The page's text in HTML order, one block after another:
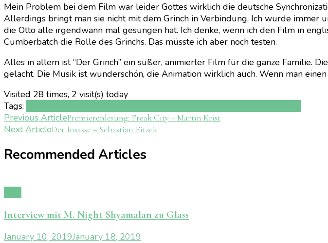
Mein Problem bei dem Film war leider Gottes wirklich die deutsche
Allerdings bringt man sie nicht mit dem Grinch in Verbindung. Ich wurde immer
die Otto alle irgendwann mal gesungen hat. Ich denke, wenn ich den Film in
Cumberbatch die Rolle des Grinchs. Das müsste ich aber noch testen.
Alles in allem ist “Der Grinch” ein süßer, animierter Film für die ganze Familie.
gelacht. Die Musik ist wunderschön, die Animation wirklich auch. Wenn man
Visited 28 times, 2 visit(s) today
Tags:
Post
Navigation
Previous ArticlePremierenlesung: Freak City – Martin Krist
Next ArticleDer Insasse – Sebastian Fitzek
Recommended Articles
Interview mit M. Night Shyamalan zu Glass
January 10, 2019January 18, 2019